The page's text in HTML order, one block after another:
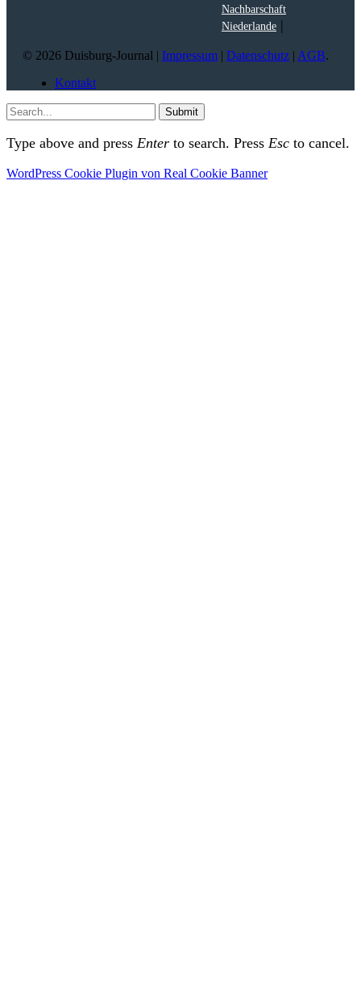
Nachbarschaft
Niederlande|
© 2026 Duisburg-Journal | Impressum | Datenschutz | AGB.
Kontakt
Submit
Type above and press Enter to search. Press Esc to cancel.
WordPress Cookie Plugin von Real Cookie Banner